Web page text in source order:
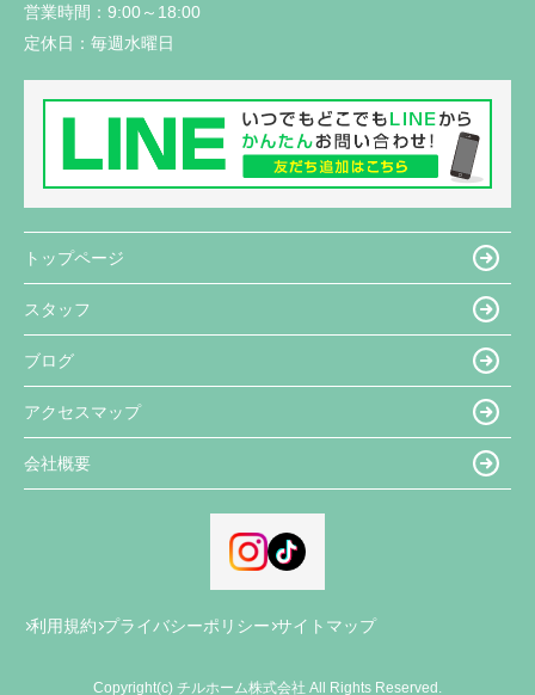
営業時間： 9:00～18:00
定休日： 毎週水曜日
トップページ
スタッフ
ブログ
アクセスマップ
会社概要
利用規約 プライバシーポリシー サイトマップ
Copyright(c) チルホーム株式会社 All Rights Reserved.